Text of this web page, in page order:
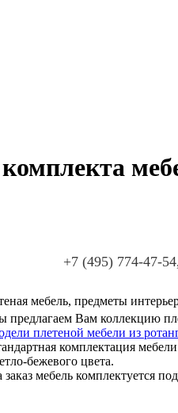
+7 (495) 774-47-
мебель, предметы
предлагаем Вам коллекцию
плетеной мебели из
комплектация
бежевого цвета.
заказ мебель комплектуется